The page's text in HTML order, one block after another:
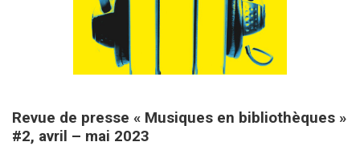
Revue de presse « Musiques en bibliothèques »
#2, avril – mai 2023